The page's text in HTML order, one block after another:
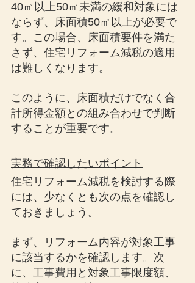
40㎡以上50㎡未満の緩和対象には
ならず、床面積50㎡以上が必要で
す。この場合、床面積要件を満た
さず、住宅リフォーム減税の適用
は難しくなります。
このように、床面積だけでなく合
計所得金額との組み合わせで判断
することが重要です。
実務で確認したいポイント
住宅リフォーム減税を検討する際
には、少なくとも次の点を確認し
ておきましょう。
まず、リフォーム内容が対象工事
に該当するかを確認します。次
に、工事費用と対象工事限度額、